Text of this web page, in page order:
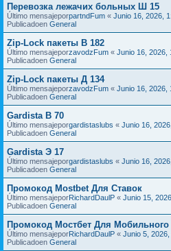
Перевозка лежачих больных Ш 15
Último mensajeporpartndFum « Junio 16, 2026,
Publicadoen General
Zip-Lock пакеты В 182
Último mensajeporzavodzFum « Junio 16, 2026,
Publicadoen General
Zip-Lock пакеты Д 134
Último mensajeporzavodzFum « Junio 16, 2026,
Publicadoen General
Gardista В 70
Último mensajeporgardistaslubs « Junio 16,
Publicadoen General
Gardista Э 17
Último mensajeporgardistaslubs « Junio 16,
Publicadoen General
Промокод Mostbet Для Ставок
Último mensajeporRichardDaulP « Junio 15,
Publicadoen General
Промокод Мостбет Для
Último mensajeporRichardDaulP « Junio 5,
Publicadoen General